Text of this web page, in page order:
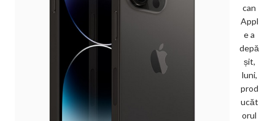
can
Appl
e a
depă
șit,
luni,
prod
ucăt
orul